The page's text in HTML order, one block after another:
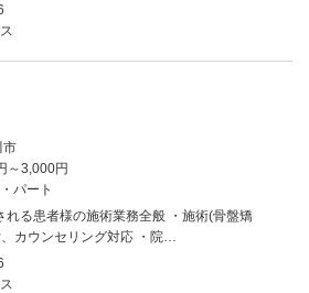
市
～3,000円
パート
れる患者様の施術業務全般 ・施術(骨盤矯
カウンセリング対応 ・院…